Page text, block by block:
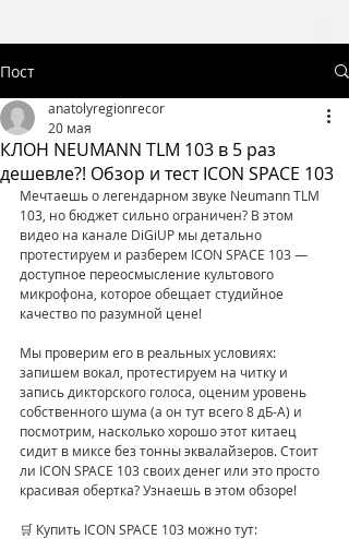
Пост
КЛОН NEUMANN TLM 103 в 5 раз
дешевле?! Обзор и тест ICON SPACE 103
anatolyregionrecor
20 мая
Мечтаешь о легендарном звуке Neumann TLM
103, но бюджет сильно ограничен? В этом
видео на канале DiGiUP мы детально
протестируем и разберем ICON SPACE 103 —
доступное переосмысление культового
микрофона, которое обещает студийное
качество по разумной цене!
Мы проверим его в реальных условиях:
запишем вокал, протестируем на читку и
запись дикторского голоса, оценим уровень
собственного шума (а он тут всего 8 дБ-А) и
посмотрим, насколько хорошо этот китаец
сидит в миксе без тонны эквалайзеров. Стоит
ли ICON SPACE 103 своих денег или это просто
красивая обертка? Узнаешь в этом обзоре!
🛒 Купить ICON SPACE 103 можно тут: